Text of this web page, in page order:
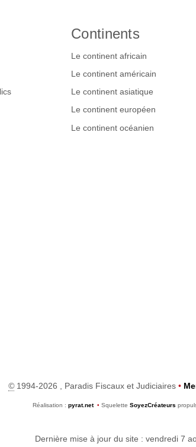
Continents
Le continent africain
Le continent américain
Le continent asiatique
Le continent européen
Le continent océanien
©1994-2026 , Paradis Fiscaux et Judiciaires •
Réalisation : pyrat.net • Squelette SoyezCréateurs
Dernière mise à jour du site : vendredi 7